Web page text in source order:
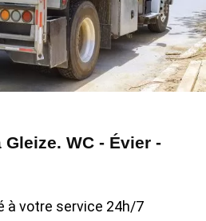
WC - Évier -
à votre service 24h/7